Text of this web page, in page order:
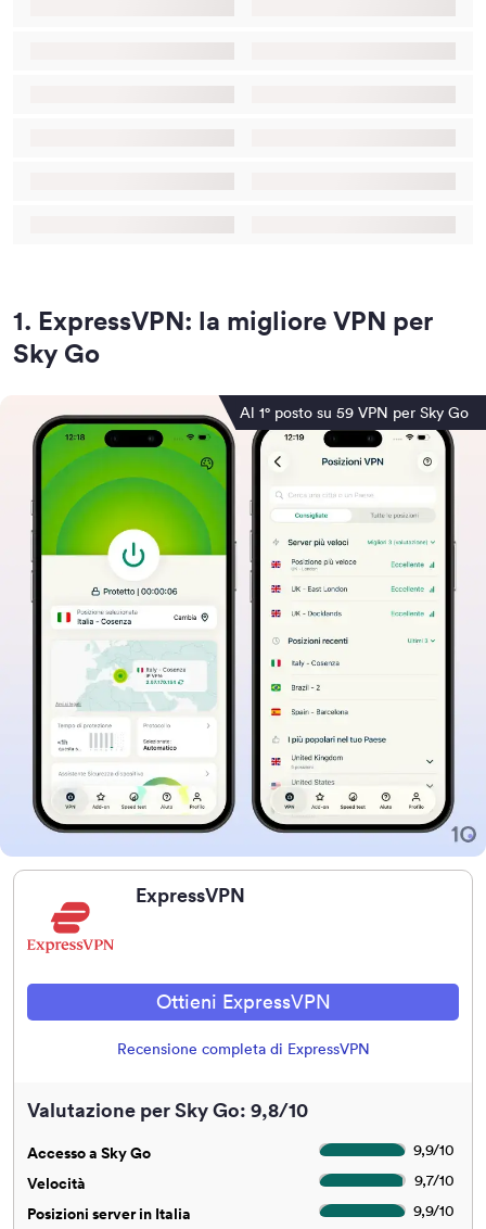
1. ExpressVPN: la migliore VPN per
Sky Go
Al 1° posto su 59 VPN per Sky Go
ExpressVPN
Ottieni ExpressVPN
Recensione completa di ExpressVPN
Valutazione per Sky Go: 9,8/10
Accesso a Sky Go 9,9/10
Velocità
9,7/10
Posizioni server in Italia
9,9/10